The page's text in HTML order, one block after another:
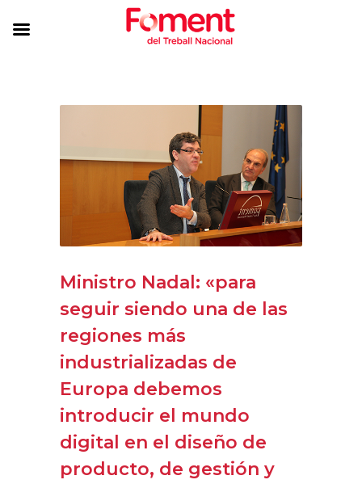
Ministro Nadal: «para
seguir siendo una de las
regiones más
industrializadas de
Europa debemos
introducir el mundo
digital en el diseño de
producto, de gestión y